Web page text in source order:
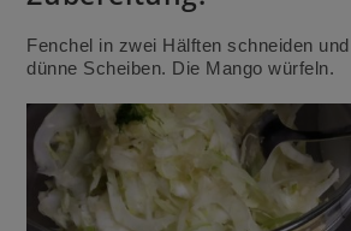
Fenchel in zwei Hälften schneiden
dünne Scheiben. Die Mango würfeln.